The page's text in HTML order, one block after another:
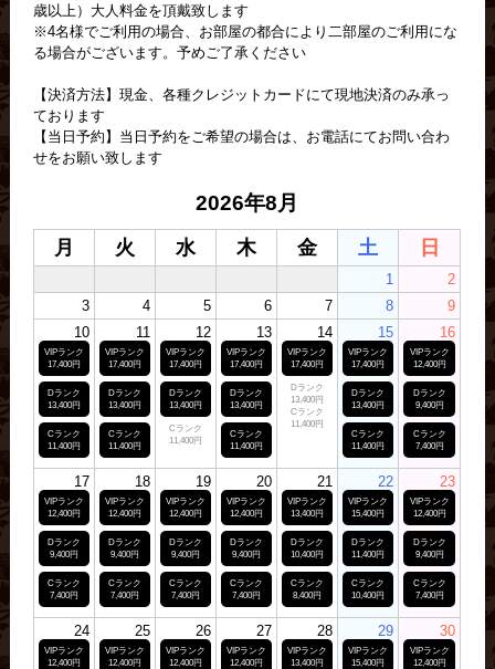
歳以上）大人料金を頂戴致します
※4名様でご利用の場合、お部屋の都合により二部屋のご利用にな
る場合がございます。予めご了承ください
【決済方法】現金、各種クレジットカードにて現地決済のみ承っ
ております
【当日予約】当日予約をご希望の場合は、お電話にてお問い合わ
せをお願い致します
2026年8月
月 火 水 木 金 土 日
1
2
3
4 5 6 7 8
9
10
VIPランク
17,400円
Dランク
13,400円
Cランク
11,400円
11
VIPランク
17,400円
Dランク
13,400円
Cランク
11,400円
12
VIPランク
17,400円
Dランク
13,400円
Cランク
11,400円
13
VIPランク
17,400円
Dランク
13,400円
Cランク
11,400円
14
VIPランク
17,400円
Dランク
13,400円
Cランク
11,400円
15
VIPランク
17,400円
Dランク
13,400円
Cランク
11,400円
16
VIPランク
12,400円
Dランク
9,400円
Cランク
7,400円
17
VIPランク
12,400円
Dランク
9,400円
Cランク
7,400円
18
VIPランク
12,400円
Dランク
9,400円
Cランク
7,400円
19
VIPランク
12,400円
Dランク
9,400円
Cランク
7,400円
20
VIPランク
12,400円
Dランク
9,400円
Cランク
7,400円
21
VIPランク
13,400円
Dランク
10,400円
Cランク
8,400円
22
VIPランク
15,400円
Dランク
11,400円
Cランク
10,400円
23
VIPランク
12,400円
Dランク
9,400円
Cランク
7,400円
24
VIPランク
12,400円
25
VIPランク
12,400円
26
VIPランク
12,400円
27
VIPランク
12,400円
28
VIPランク
13,400円
29
VIPランク
15,400円
30
VIPランク
12,400円